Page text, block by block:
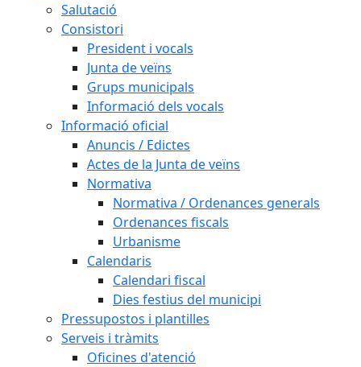
Salutació
Consistori
President i vocals
Junta de veïns
Grups municipals
Informació dels vocals
Informació oficial
Anuncis / Edictes
Actes de la Junta de veïns
Normativa
Normativa / Ordenances generals
Ordenances fiscals
Urbanisme
Calendaris
Calendari fiscal
Dies festius del municipi
Pressupostos i plantilles
Serveis i tràmits
Oficines d'atenció